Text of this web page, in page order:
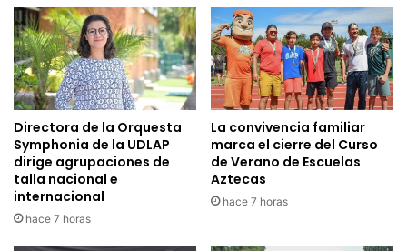
Directora de la Orquesta
Symphonia de la UDLAP
dirige agrupaciones de
talla nacional e
internacional
hace 7 horas
La convivencia familiar
marca el cierre del Curso
de Verano de Escuelas
Aztecas
hace 7 horas